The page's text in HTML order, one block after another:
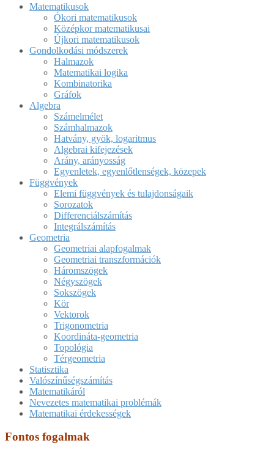
Matematikusok
Ókori matematikusok
Középkor matematikusai
Újkori matematikusok
Gondolkodási módszerek
Halmazok
Matematikai logika
Kombinatorika
Gráfok
Algebra
Számelmélet
Számhalmazok
Hatvány, gyök, logaritmus
Algebrai kifejezések
Arány, arányosság
Egyenletek, egyenlőtlenségek, közepek
Függvények
Elemi függvények és tulajdonságaik
Sorozatok
Differenciálszámítás
Integrálszámítás
Geometria
Geometriai alapfogalmak
Geometriai transzformációk
Háromszögek
Négyszögek
Sokszögek
Kör
Vektorok
Trigonometria
Koordináta-geometria
Topológia
Térgeometria
Statisztika
Valószínűségszámítás
Matematikáról
Nevezetes matematikai problémák
Matematikai érdekességek
Fontos fogalmak